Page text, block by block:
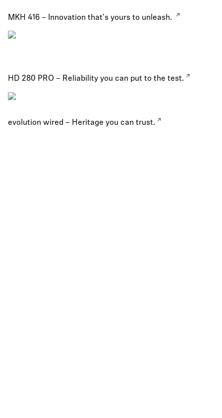
MKH 416 – Innovation that's yours to unleash.
HD 280 PRO – Reliability you can put to the test.
evolution wired – Heritage you can trust.